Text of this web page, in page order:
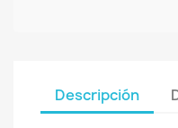
Descripción